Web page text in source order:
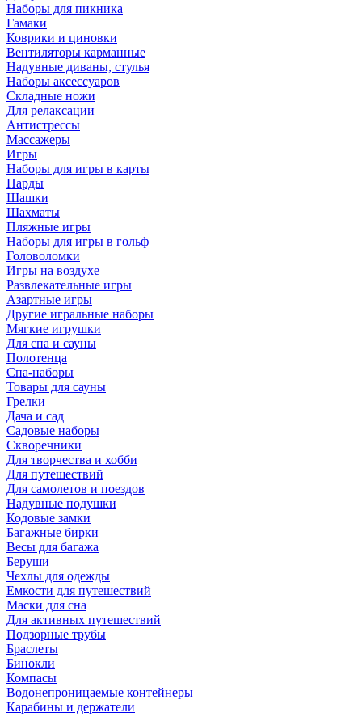
Наборы для пикника
Гамаки
Коврики и циновки
Вентиляторы карманные
Надувные диваны, стулья
Наборы аксессуаров
Складные ножи
Для релаксации
Антистрессы
Массажеры
Игры
Наборы для игры в карты
Нарды
Шашки
Шахматы
Пляжные игры
Наборы для игры в гольф
Головоломки
Игры на воздухе
Развлекательные игры
Азартные игры
Другие игральные наборы
Мягкие игрушки
Для спа и сауны
Полотенца
Спа-наборы
Товары для сауны
Грелки
Дача и сад
Садовые наборы
Скворечники
Для творчества и хобби
Для путешествий
Для самолетов и поездов
Надувные подушки
Кодовые замки
Багажные бирки
Весы для багажа
Беруши
Чехлы для одежды
Емкости для путешествий
Маски для сна
Для активных путешествий
Подзорные трубы
Браслеты
Бинокли
Компасы
Водонепроницаемые контейнеры
Карабины и держатели